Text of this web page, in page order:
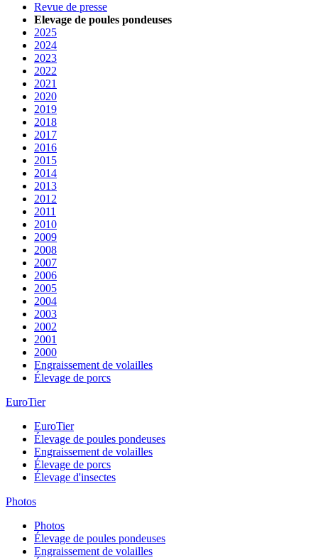
Revue de presse
Elevage de poules pondeuses
2025
2024
2023
2022
2021
2020
2019
2018
2017
2016
2015
2014
2013
2012
2011
2010
2009
2008
2007
2006
2005
2004
2003
2002
2001
2000
Engraissement de volailles
Élevage de porcs
EuroTier
EuroTier
Élevage de poules pondeuses
Engraissement de volailles
Élevage de porcs
Élevage d'insectes
Photos
Photos
Élevage de poules pondeuses
Engraissement de volailles